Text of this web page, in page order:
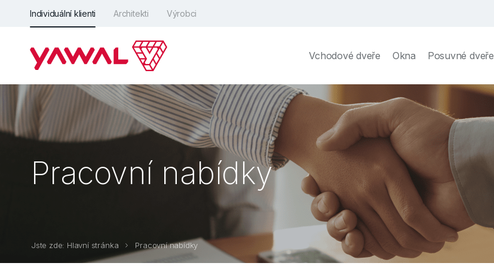
Individuální klienti Architekti Výrobci
Vchodové dveře Okna Posuvné dveře
Pracovní nabídky
Jste zde: Hlavní stránka Pracovní nabídky